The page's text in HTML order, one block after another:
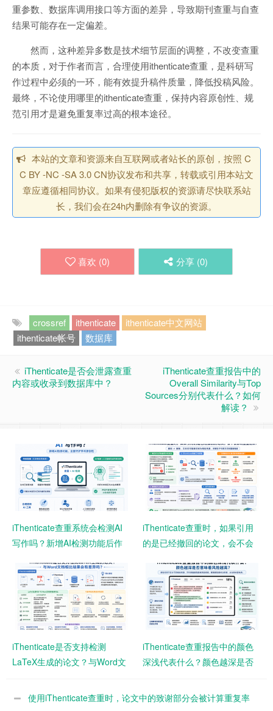
重参数、数据库调用接口等方面的差异，导致期刊查重与自查
结果可能存在一定偏差。
然而，这种差异多数是技术细节层面的调整，不改变查重
的本质，对于作者而言，合理使用ithenticate查重，是科研写
作过程中必须的一环，能有效提升稿件质量，降低投稿风险。
最终，不论使用哪里的ithenticate查重，保持内容原创性、规
范引用才是避免重复率过高的根本途径。
本站的文章和资源来自互联网或者站长的原创，按照 C
C BY -NC -SA 3.0 CN协议发布和共享，转载或引用本站文
章应遵循相同协议。如果有侵犯版权的资源请尽快联系站
长，我们会在24h内删除有争议的资源。
喜欢 (0) 分享 (0)
crossref ithenticate
ithenticate中文网站
ithenticate帐号
数据库
iThenticate是否会泄露查重
内容或收录到数据库中？
iThenticate查重报告中的
Overall Similarity与Top
Sources分别代表什么？如何
解读？
iThenticate查重系统会检测AI
写作吗？新增AI检测功能后作
iThenticate查重时，如果引用
的是已经撤回的论文，会不会
iThenticate是否支持检测
LaTeX生成的论文？与Word文
iThenticate查重报告中的颜色
深浅代表什么？颜色越深是否
使用iThenticate查重时，论文中的致谢部分会被计算重复率